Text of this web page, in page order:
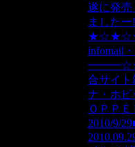
遂に発売
ましたー
infomail
合サイト
ナ・ホビ
ＯＰＰ
2010/9/